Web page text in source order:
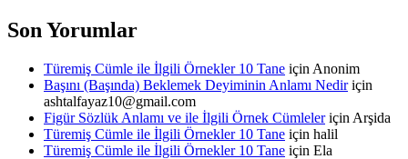
Son Yorumlar
Türemiş Cümle ile İlgili Örnekler 10 Tane için Anonim
Başını (Başında) Beklemek Deyiminin Anlamı Nediriçin
ashtalfayaz10@gmail.com
Figür Sözlük Anlamı ve ile İlgili Örnek Cümleleriçin Arşida
Türemiş Cümle ile İlgili Örnekler 10 Tane için halil
Türemiş Cümle ile İlgili Örnekler 10 Tane için Ela